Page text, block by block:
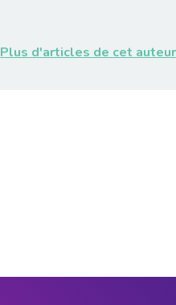
Plus d'articles de cet auteur